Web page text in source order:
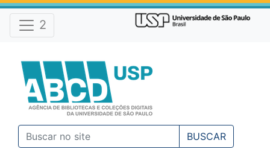
e Ferramentas do site
Ir para o conteúdo [1]
Ir para o menu [2]
Ir para a busca [3]
2
BUSCAR